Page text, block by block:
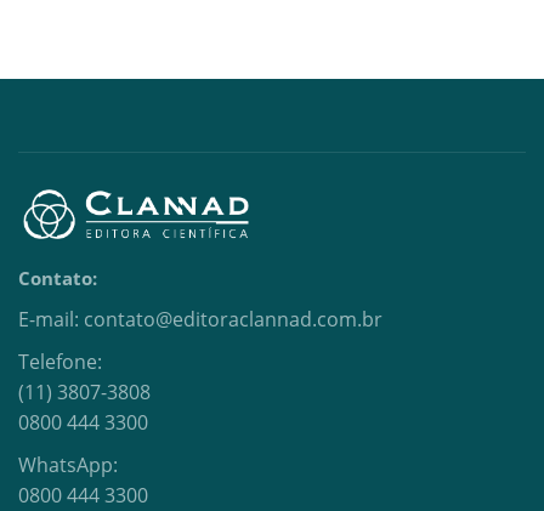
Contato:
E-mail: contato@editoraclannad.com.br
Telefone:
(11) 3807-3808
0800 444 3300
WhatsApp:
0800 444 3300